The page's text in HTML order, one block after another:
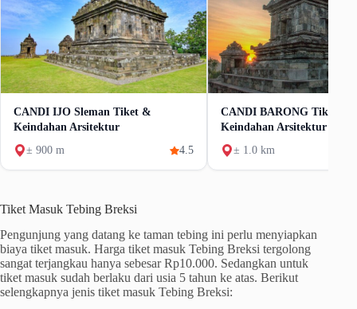
CANDI IJO Sleman Tiket &
Keindahan Arsitektur
± 900 m
4.5
CANDI BARONG Tiket
Keindahan Arsitektur
± 1.0 km
Tiket Masuk Tebing Breksi
Pengunjung yang datang ke taman tebing ini perlu menyiapkan
biaya tiket masuk. Harga tiket masuk Tebing Breksi tergolong
sangat terjangkau hanya sebesar Rp10.000. Sedangkan untuk
tiket masuk sudah berlaku dari usia 5 tahun ke atas. Berikut
selengkapnya jenis tiket masuk Tebing Breksi: